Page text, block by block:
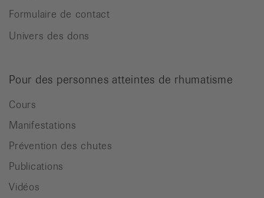
Formulaire de contact
Univers des dons
Pour des personnes atteintes de rhumatisme
Cours
Manifestations
Prévention des chutes
Publications
Vidéos